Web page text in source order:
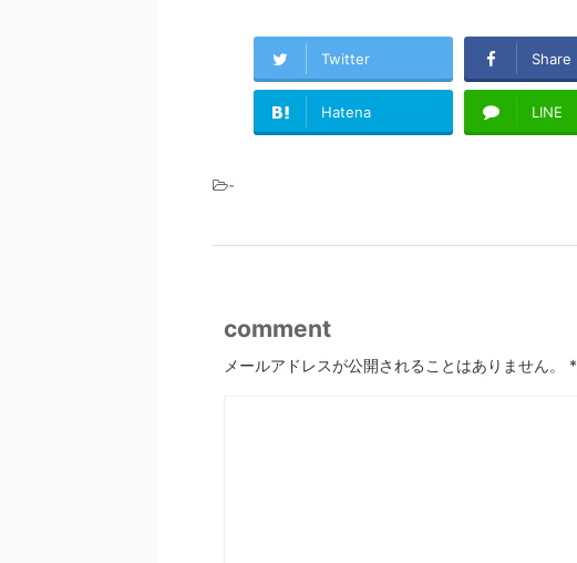
Twitter Share
Hatena LINE
-
comment
メールアドレスが公開されることはありません。 *